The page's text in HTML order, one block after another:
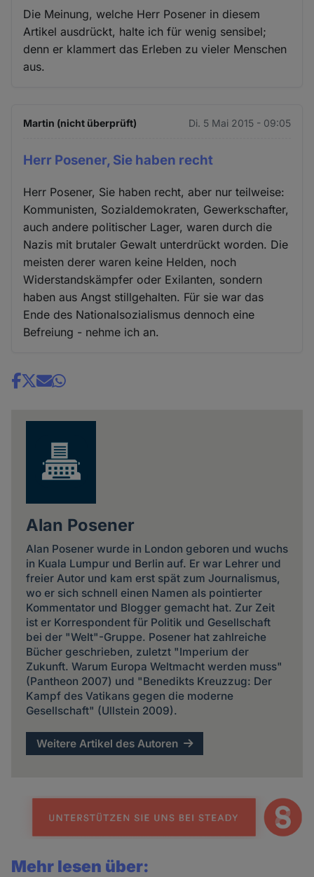
Die Meinung, welche Herr Posener in diesem
Artikel ausdrückt, halte ich für wenig sensibel;
denn er klammert das Erleben zu vieler Menschen
aus.
Martin (nicht überprüft) Di. 5 Mai 2015 - 09:05
Herr Posener, Sie haben recht
Herr Posener, Sie haben recht, aber nur teilweise:
Kommunisten, Sozialdemokraten, Gewerkschafter,
auch andere politischer Lager, waren durch die
Nazis mit brutaler Gewalt unterdrückt worden. Die
meisten derer waren keine Helden, noch
Widerstandskämpfer oder Exilanten, sondern
haben aus Angst stillgehalten. Für sie war das
Ende des Nationalsozialismus dennoch eine
Befreiung - nehme ich an.
Share
Alan Posener
Alan Posener wurde in London geboren und wuchs
in Kuala Lumpur und Berlin auf. Er war Lehrer und
freier Autor und kam erst spät zum Journalismus,
wo er sich schnell einen Namen als pointierter
Kommentator und Blogger gemacht hat. Zur Zeit
ist er Korrespondent für Politik und Gesellschaft
bei der "Welt"-Gruppe. Posener hat zahlreiche
Bücher geschrieben, zuletzt "Imperium der
Zukunft. Warum Europa Weltmacht werden muss"
(Pantheon 2007) und "Benedikts Kreuzzug: Der
Kampf des Vatikans gegen die moderne
Gesellschaft" (Ullstein 2009).
Weitere Artikel des Autoren
Mehr lesen über: